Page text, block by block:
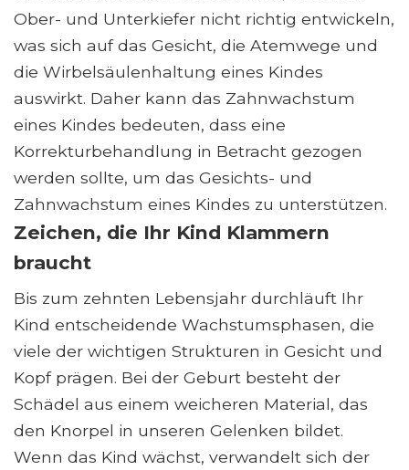
Ober- und Unterkiefer nicht richtig entwickeln,
was sich auf das Gesicht, die Atemwege und
die Wirbelsäulenhaltung eines Kindes
auswirkt. Daher kann das Zahnwachstum
eines Kindes bedeuten, dass eine
Korrekturbehandlung in Betracht gezogen
werden sollte, um das Gesichts- und
Zahnwachstum eines Kindes zu unterstützen.
Zeichen, die Ihr Kind Klammern
braucht
Bis zum zehnten Lebensjahr durchläuft Ihr
Kind entscheidende Wachstumsphasen, die
viele der wichtigen Strukturen in Gesicht und
Kopf prägen. Bei der Geburt besteht der
Schädel aus einem weicheren Material, das
den Knorpel in unseren Gelenken bildet.
Wenn das Kind wächst, verwandelt sich der